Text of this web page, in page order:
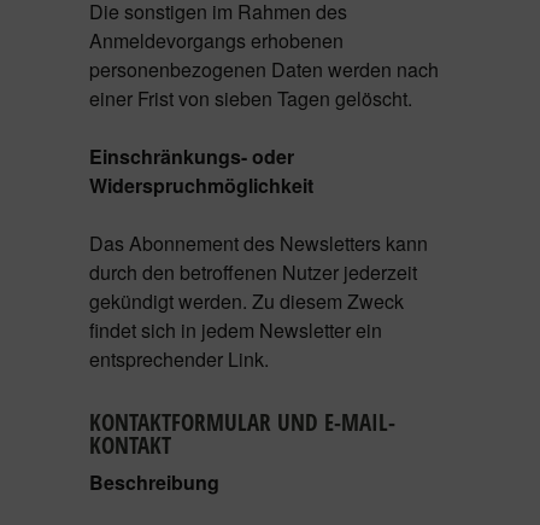
Die sonstigen im Rahmen des
Anmeldevorgangs erhobenen
personenbezogenen Daten werden nach
einer Frist von sieben Tagen gelöscht.
Einschränkungs- oder
Widerspruchmöglichkeit
Das Abonnement des Newsletters kann
durch den betroffenen Nutzer jederzeit
gekündigt werden. Zu diesem Zweck
findet sich in jedem Newsletter ein
entsprechender Link.
KONTAKTFORMULAR UND E-MAIL-
KONTAKT
Beschreibung